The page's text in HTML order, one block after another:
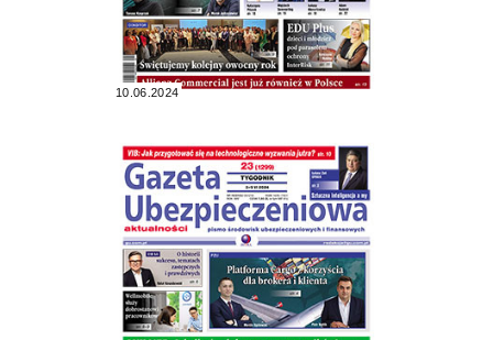
10.06.2024